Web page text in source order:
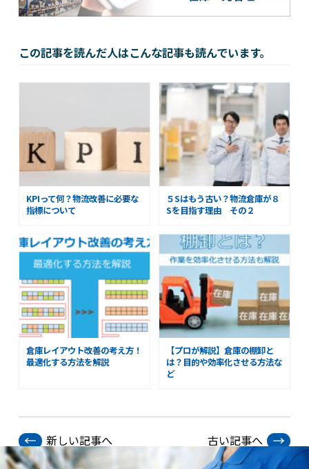
この記事を読んだ人はこんな記事も読んでいます。
KPIって何？物流改善に必要な
指標について
５Sはもう古い？物流倉庫が８
Sを目指す理由 その２
倉庫レイアウト改善の考え方！
最適化する方法を解説
【プロが解説】倉庫の棚卸と
は？目的や効率化させる方法な
ど
古い記事へ
新しい記事へ